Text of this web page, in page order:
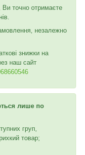
точно отримаєте
незалежно
знижки на
наш сайт
лише по
груп,
товар;